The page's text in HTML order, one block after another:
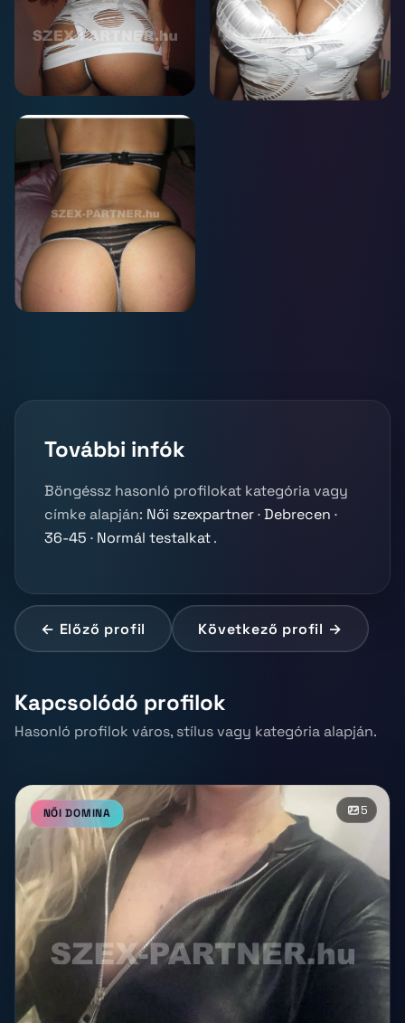
További infók
Böngéssz hasonló profilokat kategória vagy
címke alapján: Női szexpartner·Debrecen ·
36-45 · Normál testalkat.
← Előző profil Következő profil →
Kapcsolódó profilok
Hasonló profilok város, stílus vagy kategória alapján.
NŐI DOMINA 5